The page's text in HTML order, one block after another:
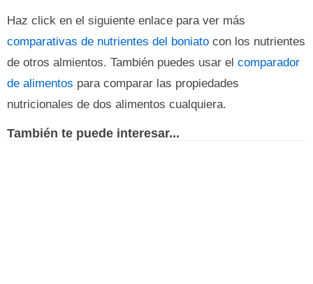
Haz click en el siguiente enlace para ver más
comparativas de nutrientes del boniato con los nutrientes
de otros almientos. También puedes usar el comparador
de alimentos para comparar las propiedades
nutricionales de dos alimentos cualquiera.
También te puede interesar...